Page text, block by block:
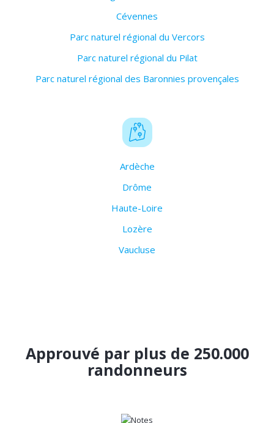
Cévennes
Parc naturel régional du Vercors
Parc naturel régional du Pilat
Parc naturel régional des Baronnies provençales
Ardèche
Drôme
Haute-Loire
Lozère
Vaucluse
Approuvé par plus de 250.000
randonneurs